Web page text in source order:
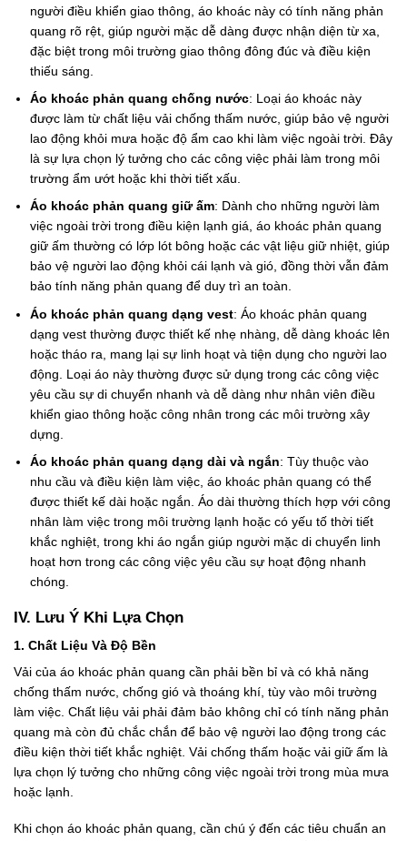
người điều khiển giao thông, áo khoác này có tính năng phản
quang rõ rệt, giúp người mặc dễ dàng được nhận diện từ xa,
đặc biệt trong môi trường giao thông đông đúc và điều kiện
thiếu sáng.
Áo khoác phản quang chống nước: Loại áo khoác này
được làm từ chất liệu vải chống thấm nước, giúp bảo vệ người
lao động khỏi mưa hoặc độ ẩm cao khi làm việc ngoài trời. Đây
là sự lựa chọn lý tưởng cho các công việc phải làm trong môi
trường ẩm ướt hoặc khi thời tiết xấu.
Áo khoác phản quang giữ ấm: Dành cho những người làm
việc ngoài trời trong điều kiện lạnh giá, áo khoác phản quang
giữ ấm thường có lớp lót bông hoặc các vật liệu giữ nhiệt, giúp
bảo vệ người lao động khỏi cái lạnh và gió, đồng thời vẫn đảm
bảo tính năng phản quang để duy trì an toàn.
Áo khoác phản quang dạng vest: Áo khoác phản quang
dạng vest thường được thiết kế nhẹ nhàng, dễ dàng khoác lên
hoặc tháo ra, mang lại sự linh hoạt và tiện dụng cho người lao
động. Loại áo này thường được sử dụng trong các công việc
yêu cầu sự di chuyển nhanh và dễ dàng như nhân viên điều
khiển giao thông hoặc công nhân trong các môi trường xây
dựng.
Áo khoác phản quang dạng dài và ngắn: Tùy thuộc vào
nhu cầu và điều kiện làm việc, áo khoác phản quang có thể
được thiết kế dài hoặc ngắn. Áo dài thường thích hợp với công
nhân làm việc trong môi trường lạnh hoặc có yếu tố thời tiết
khắc nghiệt, trong khi áo ngắn giúp người mặc di chuyển linh
hoạt hơn trong các công việc yêu cầu sự hoạt động nhanh
chóng.
IV. Lưu Ý Khi Lựa Chọn
1. Chất Liệu Và Độ Bền
Vải của áo khoác phản quang cần phải bền bỉ và có khả năng
chống thấm nước, chống gió và thoáng khí, tùy vào môi trường
làm việc. Chất liệu vải phải đảm bảo không chỉ có tính năng phản
quang mà còn đủ chắc chắn để bảo vệ người lao động trong các
điều kiện thời tiết khắc nghiệt. Vải chống thấm hoặc vải giữ ấm là
lựa chọn lý tưởng cho những công việc ngoài trời trong mùa mưa
hoặc lạnh.
Khi chọn áo khoác phản quang, cần chú ý đến các tiêu chuẩn an